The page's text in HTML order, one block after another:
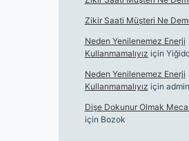
Zikir Saati Müşteri Ne
Neden Yenilenemez Enerji
Kullanmamalıyız için
Neden Yenilenemez Enerji
Kullanmamalıyız için admin
Dişe Dokunur Olmak
için Bozok